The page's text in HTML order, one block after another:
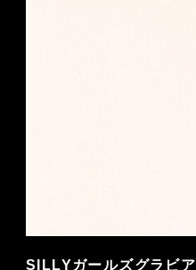
SILLYガールズグラビア